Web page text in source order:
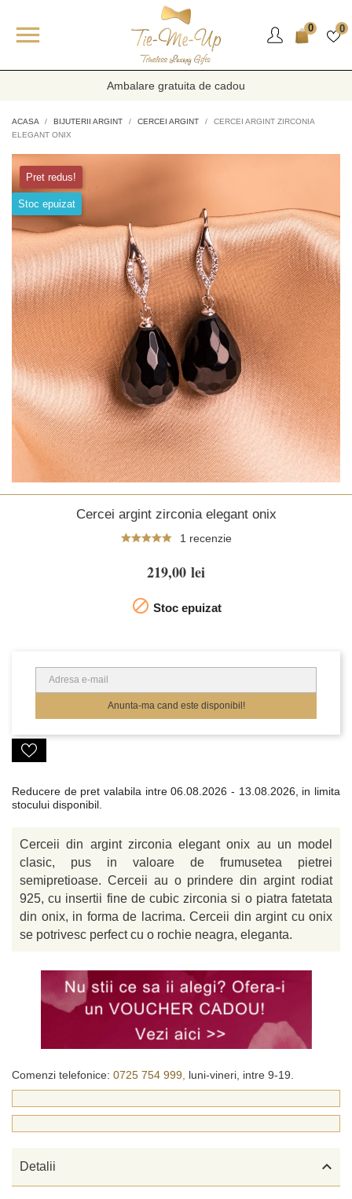
 0 0
Ambalare gratuita de cadou
ACASA BIJUTERII ARGINT CERCEI ARGINT
CERCEI ARGINT ZIRCONIA
ELEGANT ONIX
Pret redus!
Stoc epuizat
Cercei argint zirconia elegant onix
1 recenzie
219,00 lei
 Stoc epuizat
Anunta-ma cand este disponibil!
Reducere de pret valabila intre06.08.2026 - 13.08.2026, in limita
stocului disponibil.
Cerceii din argint zirconia elegant onix au un model
clasic, pus in valoare de frumusetea pietrei
semipretioase. Cerceii au o prindere din argint rodiat
925, cu insertii fine de cubic zirconia si o piatra fatetata
din onix, in forma de lacrima. Cerceii din argint cu onix
se potrivesc perfect cu o rochie neagra, eleganta.
Comenzi telefonice: 0725 754 999, luni-vineri, intre 9-19.
Detalii 